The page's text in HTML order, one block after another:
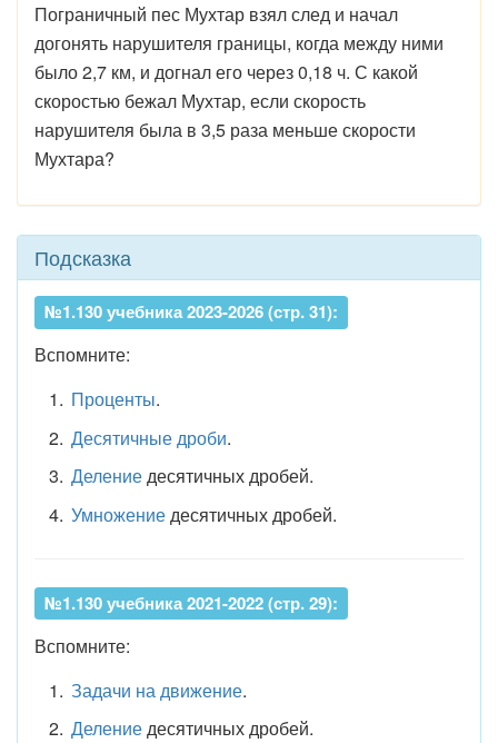
Пограничный пес Мухтар взял след и начал
догонять нарушителя границы, когда между ними
было 2,7 км, и догнал его через 0,18 ч. С какой
скоростью бежал Мухтар, если скорость
нарушителя была в 3,5 раза меньше скорости
Мухтара?
Подсказка
№1.130 учебника 2023-2026 (стр. 31):
Вспомните:
Проценты.
Десятичные дроби.
Делениедесятичных дробей.
Умножениедесятичных дробей.
№1.130 учебника 2021-2022 (стр. 29):
Вспомните:
Задачи на движение.
Делениедесятичных дробей.